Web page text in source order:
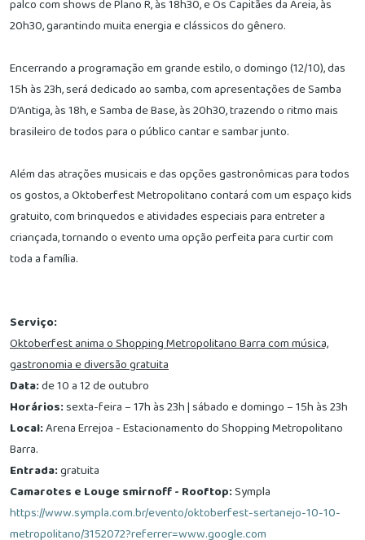
palco com shows de Plano R, às 18h30, e Os Capitães da Areia, às
20h30, garantindo muita energia e clássicos do gênero.
Encerrando a programação em grande estilo, o domingo (12/10), das
15h às 23h, será dedicado ao samba, com apresentações de Samba
D’Antiga, às 18h, e Samba de Base, às 20h30, trazendo o ritmo mais
brasileiro de todos para o público cantar e sambar junto.
Além das atrações musicais e das opções gastronômicas para todos
os gostos, a Oktoberfest Metropolitano contará com um espaço kids
gratuito, com brinquedos e atividades especiais para entreter a
criançada, tornando o evento uma opção perfeita para curtir com
toda a família.
Serviço:
Oktoberfest anima o Shopping Metropolitano Barra com música,
gastronomia e diversão gratuita
Data:de 10 a 12 de outubro
Horários:sexta-feira – 17h às 23h | sábado e domingo – 15h às 23h
Local:Arena Errejoa - Estacionamento do Shopping Metropolitano
Barra.
Entrada:gratuita
Camarotes e Louge smirnoff - Rooftop:Sympla
https://www.sympla.com.br/evento/oktoberfest-sertanejo-10-10-
metropolitano/3152072?referrer=www.google.com